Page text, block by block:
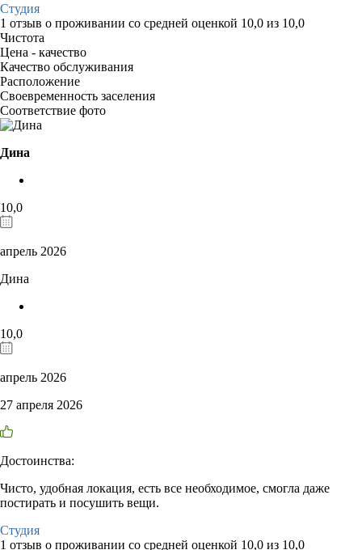
Студия
1 отзыв о проживании со средней оценкой 10,0 из 10,0
Чистота
Цена - качество
Качество обслуживания
Расположение
Своевременность заселения
Соответствие фото
Дина
10,0
апрель 2026
Дина
10,0
апрель 2026
27 апреля 2026
Достоинства:
Чисто, удобная локация, есть все необходимое, смогла даже
постирать и посушить вещи.
Студия
1 отзыв о проживании со средней оценкой 10,0 из 10,0